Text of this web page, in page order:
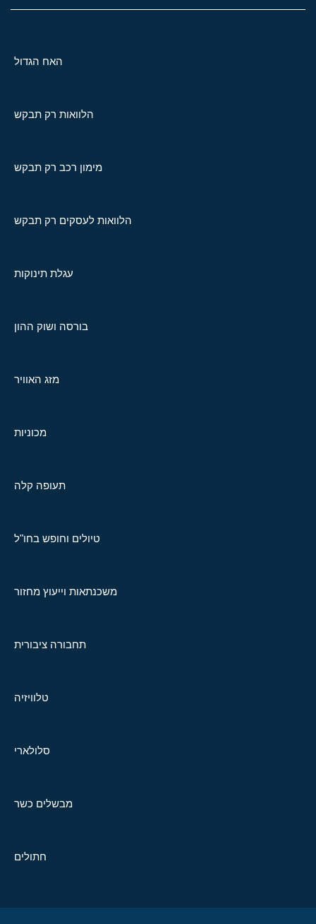
האח הגדול
הלוואות רק תבקש
מימון רכב רק תבקש
הלוואות לעסקים רק תבקש
עגלת תינוקות
בורסה ושוק ההון
מזג האוויר
מכוניות
תעופה קלה
טיולים וחופש בחו"ל
משכנתאות וייעוץ מחזור
תחבורה ציבורית
טלוויזיה
סלולארי
מבשלים כשר
חתולים